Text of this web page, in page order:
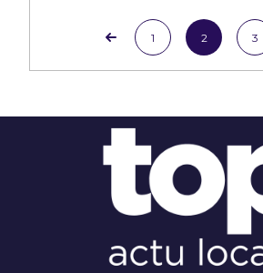
1 2 3